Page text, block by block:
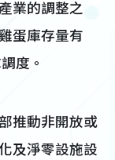
業的調整之
蛋庫存量有
度。
推動非開放或
及淨零設施設